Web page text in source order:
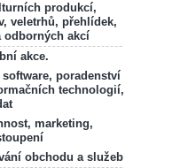
produkcí,
veletrhů, přehlídek,
odborných akcí
akce.
poradenství
technologií,
marketing,
obchodu a služeb